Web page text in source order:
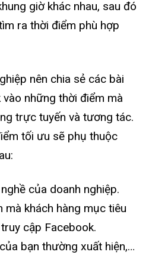
giờ khác nhau, sau đó
ra thời điểm phù hợp
nên chia sẻ các bài
những thời điểm mà
trực tuyến và tương tác.
tối ưu sẽ phụ thuộc
của doanh nghiệp.
mà khách hàng mục tiêu
cập Facebook.
bạn thường xuất hiện,…